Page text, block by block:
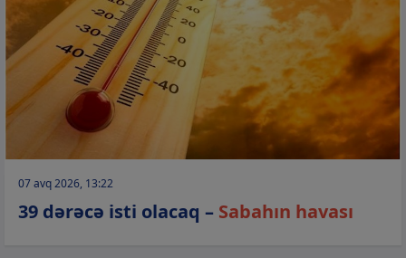
07 avq 2026, 13:22
39 dərəcə isti olacaq – Sabahın havası